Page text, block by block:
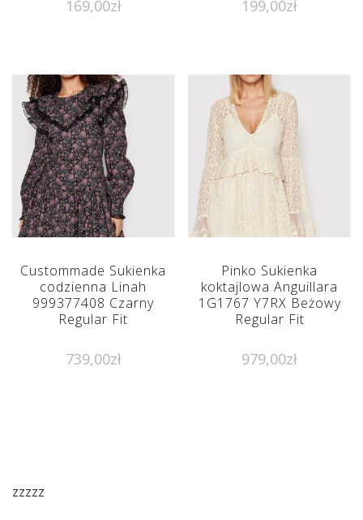
169,00zł 199,00zł
Custommade Sukienka
codzienna Linah
999377408 Czarny
Regular Fit
739,00zł
Pinko Sukienka
koktajlowa Anguillara
1G1767 Y7RX Beżowy
Regular Fit
979,00zł
zzzzz